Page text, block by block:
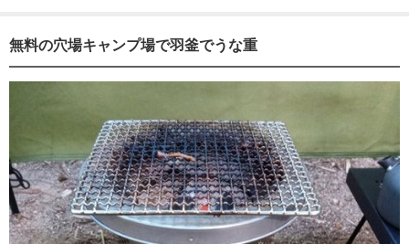
無料の穴場キャンプ場で羽釜でうな重